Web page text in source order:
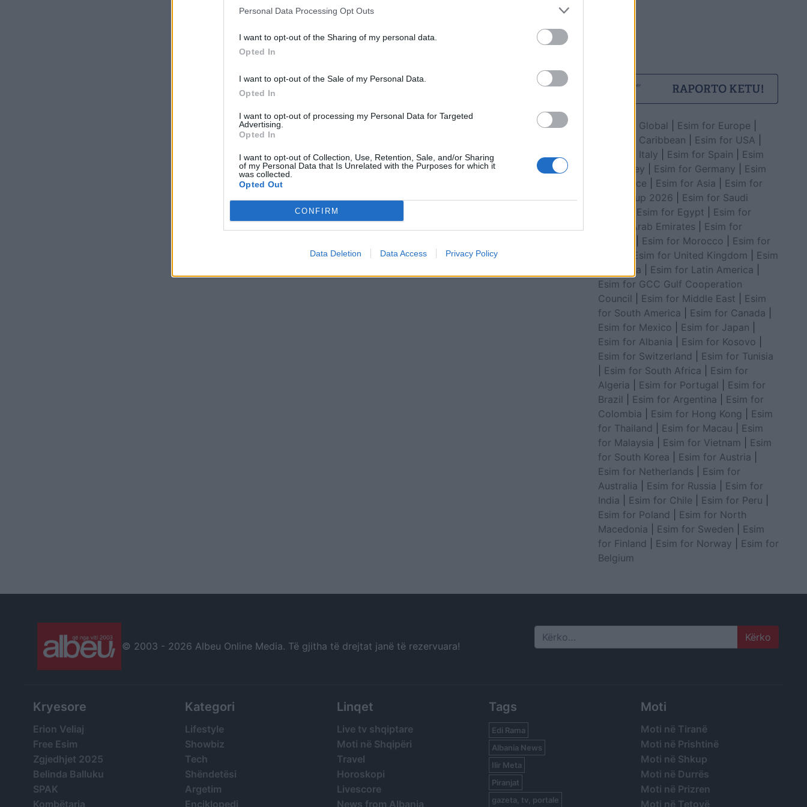
Personal Data Processing Opt Outs
I want to opt-out of the Sharing of my personal data.
Opted In
I want to opt-out of the Sale of my Personal Data.
Opted In
I want to opt-out of processing my Personal Data for Targeted
Advertising.
Opted In
I want to opt-out of Collection, Use, Retention, Sale, and/or Sharing
of my Personal Data that Is Unrelated with the Purposes for which it
was collected.
Opted Out
CONFIRM
Data Deletion Data Access Privacy Policy
Esim for Global Esim for Europe
Esim for Caribbean
Esim for USA
Esim for Italy
Esim for Spain
Esim
for Turkey
Esim for Germany
Esim
for Greece
Esim for Asia
Esim for
World Cup 2026
Esim for Saudi
Esim for Egypt
Esim for
United Arab Emirates
Esim for
Esim for Morocco
Esim for
Esim for United Kingdom
Esim
for Africa
Esim for Latin America
Esim for GCC Gulf Cooperation
Council
Esim for Middle East
Esim
for South America
Esim for Canada
Esim for Mexico
Esim for Japan
Esim for Albania
Esim for Kosovo
Esim for Switzerland
Esim for Tunisia
Esim for South Africa
Esim for
Algeria
Esim for Portugal
Esim for
Brazil
Esim for Argentina
Esim for
Colombia
Esim for Hong Kong
Esim
for Thailand
Esim for Macau
Esim
for Malaysia
Esim for Vietnam
Esim
for South Korea
Esim for Austria
Esim for Netherlands
Esim for
Australia
Esim for Russia
Esim for
India
Esim for Chile Esim for Peru
Esim for Poland
Esim for North
Macedonia
Esim for Sweden
Esim
for Finland
Esim for Norway
Esim for
Belgium
© 2003 - 2026 Albeu Online Media. Të gjitha të drejtat janë të rezervuara! Search
Kryesore
Erion Veliaj
Free Esim
Zgjedhjet 2025
Belinda Balluku
SPAK
Kombëtarja
Kategori
Lifestyle
Showbiz
Tech
Shëndetësi
Argetim
Enciklopedi
Linqet
Live tv shqiptare
Moti në Shqipëri
Travel
Horoskopi
Livescore
News from Albania
Tags
Edi Rama
Albania News
Ilir Meta
Piranjat
gazeta, tv, portale
Moti
Moti në Tiranë
Moti në Prishtinë
Moti në Shkup
Moti në Durrës
Moti në Prizren
Moti në Tetovë